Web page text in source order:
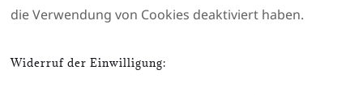
die Verwendung von Cookies deaktiviert haben.
Widerruf der Einwilligung: